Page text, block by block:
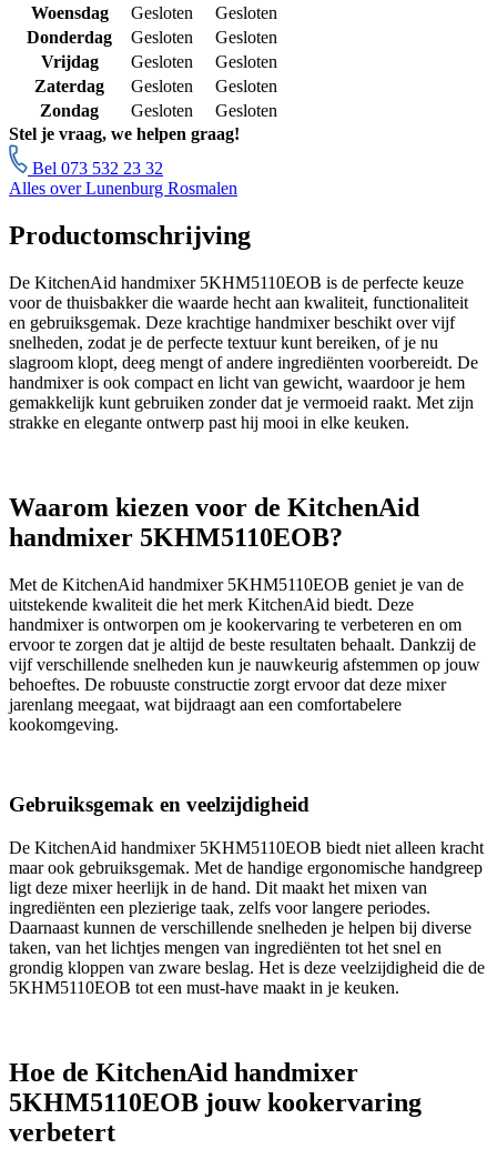
Woensdag
Gesloten
Gesloten
Donderdag
Gesloten
Gesloten
Vrijdag
Gesloten
Gesloten
Zaterdag
Gesloten
Gesloten
Zondag
Gesloten
Gesloten
Stel je vraag, we helpen graag!
Bel 073 532 23 32
Alles over Lunenburg Rosmalen
Productomschrijving
De KitchenAid handmixer 5KHM5110EOB is de perfecte keuze
voor de thuisbakker die waarde hecht aan kwaliteit, functionaliteit
en gebruiksgemak. Deze krachtige handmixer beschikt over vijf
snelheden, zodat je de perfecte textuur kunt bereiken, of je nu
slagroom klopt, deeg mengt of andere ingrediënten voorbereidt. De
handmixer is ook compact en licht van gewicht, waardoor je hem
gemakkelijk kunt gebruiken zonder dat je vermoeid raakt. Met zijn
strakke en elegante ontwerp past hij mooi in elke keuken.
Waarom kiezen voor de KitchenAid
handmixer 5KHM5110EOB?
Met de KitchenAid handmixer 5KHM5110EOB geniet je van de
uitstekende kwaliteit die het merk KitchenAid biedt. Deze
handmixer is ontworpen om je kookervaring te verbeteren en om
ervoor te zorgen dat je altijd de beste resultaten behaalt. Dankzij de
vijf verschillende snelheden kun je nauwkeurig afstemmen op jouw
behoeftes. De robuuste constructie zorgt ervoor dat deze mixer
jarenlang meegaat, wat bijdraagt aan een comfortabelere
kookomgeving.
Gebruiksgemak en veelzijdigheid
De KitchenAid handmixer 5KHM5110EOB biedt niet alleen kracht
maar ook gebruiksgemak. Met de handige ergonomische handgreep
ligt deze mixer heerlijk in de hand. Dit maakt het mixen van
ingrediënten een plezierige taak, zelfs voor langere periodes.
Daarnaast kunnen de verschillende snelheden je helpen bij diverse
taken, van het lichtjes mengen van ingrediënten tot het snel en
grondig kloppen van zware beslag. Het is deze veelzijdigheid die de
5KHM5110EOB tot een must-have maakt in je keuken.
Hoe de KitchenAid handmixer
5KHM5110EOB jouw kookervaring
verbetert